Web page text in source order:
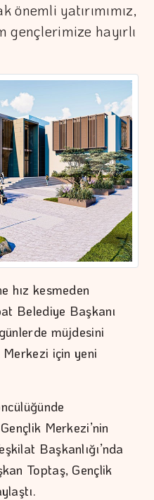
önemli yatırımımız,
gençlerimize hayırlı
hız kesmeden
Belediye Başkanı
müjdesini
için yeni
Merkezi’nin
Başkanlığı’nda
Toptaş, Gençlik